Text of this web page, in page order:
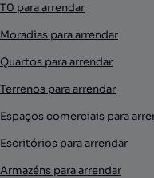
T0 para arrendar
Moradias para arrendar
Quartos para arrendar
Terrenos para arrendar
Espaços comerciais para
Escritórios para arrendar
Armazéns para arrendar